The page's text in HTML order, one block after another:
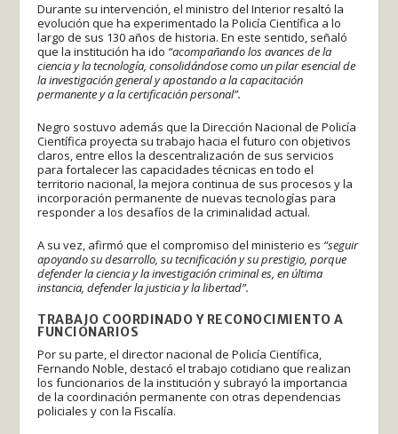
Durante su intervención, el ministro del Interior resaltó la
evolución que ha experimentado la Policía Científica a lo
largo de sus 130 años de historia. En este sentido, señaló
que la institución ha ido “acompañando los avances de la
ciencia y la tecnología, consolidándose como un pilar esencial de
la investigación general y apostando a la capacitación
permanente y a la certificación personal”.
Negro sostuvo además que la Dirección Nacional de Policía
Científica proyecta su trabajo hacia el futuro con objetivos
claros, entre ellos la descentralización de sus servicios
para fortalecer las capacidades técnicas en todo el
territorio nacional, la mejora continua de sus procesos y la
incorporación permanente de nuevas tecnologías para
responder a los desafíos de la criminalidad actual.
A su vez, afirmó que el compromiso del ministerio es “seguir
apoyando su desarrollo, su tecnificación y su prestigio, porque
defender la ciencia y la investigación criminal es, en última
instancia, defender la justicia y la libertad”.
TRABAJO COORDINADO Y RECONOCIMIENTO A
FUNCIONARIOS
Por su parte, el director nacional de Policía Científica,
Fernando Noble, destacó el trabajo cotidiano que realizan
los funcionarios de la institución y subrayó la importancia
de la coordinación permanente con otras dependencias
policiales y con la Fiscalía.